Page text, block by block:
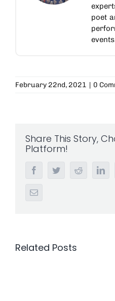
poet
February 22nd, 2021 | 0
Share This Story,
Platform!
FacebookTwitterReddit
Email
Related Posts